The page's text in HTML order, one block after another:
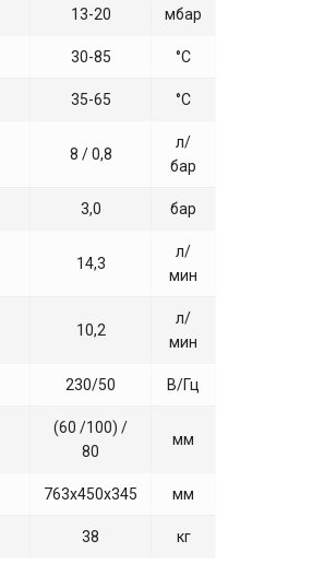
13-20 мбар
30-85 °С
35-65 °С
8 / 0,8
л/
бар
3,0 бар
14,3
л/
мин
10,2
л/
мин
230/50 В/Гц
(60 /100) /
80
мм
763х450х345 мм
38 кг